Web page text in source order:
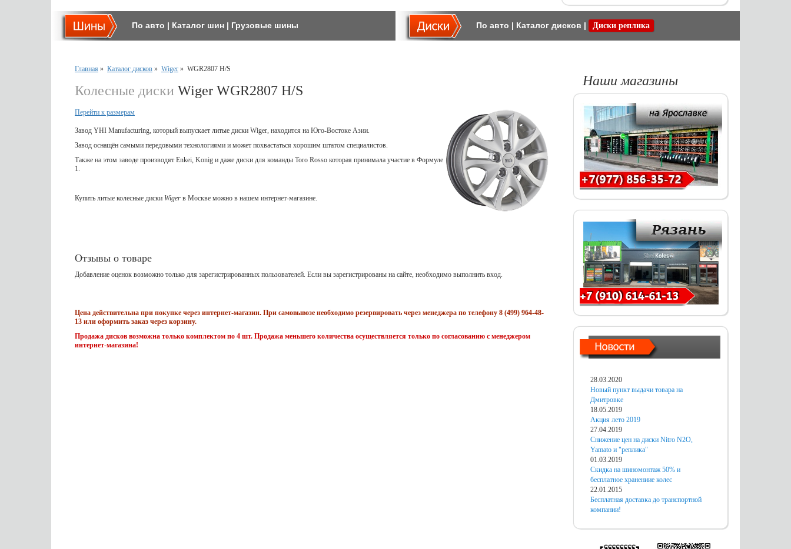
По авто | Каталог шин | Грузовые шины По авто | Каталог дисков | Диски реплика
Главная » Каталог дисков » Wiger » WGR2807 H/S
Колесные диски Wiger WGR2807 H/S
Перейти к размерам
Завод YHI Manufacturing, который выпускает литые диски Wiger, находится на Юго-Востоке Азии.
Завод оснащён самыми передовыми технологиями и может похвастаться хорошим штатом специалистов.
Также на этом заводе производят Enkei, Konig и даже диски для команды Toro Rosso которая принимала участие в Формуле
1.
Купить литые колесные диски Wiger в Москве можно в нашем интернет-магазине.
Отзывы о товаре
Добавление оценок возможно только для зарегистрированных пользователей. Если вы зарегистрированы на сайте, необходимо выполнить вход.
Цена действительна при покупке через интернет-магазин. При самовывозе необходимо резервировать через менеджера по телефону 8 (499) 964-48-
13 или оформить заказ через корзину.
Продажа дисков возможна только комплектом по 4 шт. Продажа меньшего количества осуществляется только по согласованию с менеджером
интернет-магазина!
Наши магазины
28.03.2020
Новый пункт выдачи товара на
Дмитровке
18.05.2019
Акция лето 2019
27.04.2019
Снижение цен на диски Nitro N2O,
Yamato и "реплика"
01.03.2019
Скидка на шиномонтаж 50% и
бесплатное хранениие колес
22.01.2015
Бесплатная доставка до транспортной
компании!